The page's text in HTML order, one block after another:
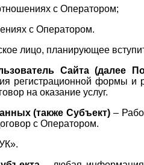
с Оператором;
с Оператором.
лицо, планирующее
Сайта (далее
регистрационной формы и
на оказание услуг.
(также Субъект) –
с Оператором.
».